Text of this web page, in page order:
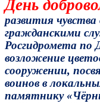
День
развития чувства
гражданскими
Росгидромета по
возложение
сооружении,
воинов в
памятнику